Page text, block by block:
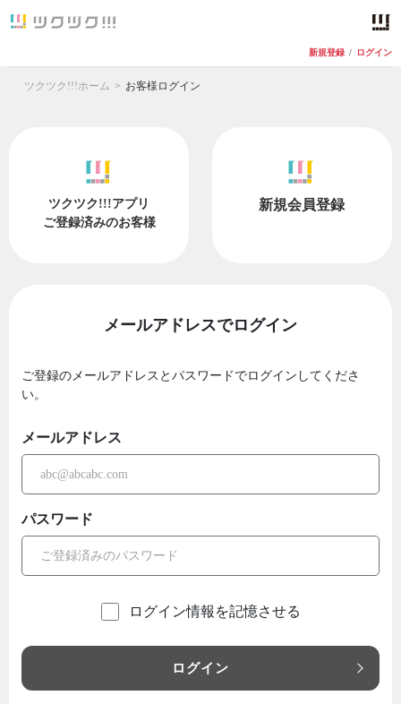
新規登録 / ログイン
ツクツク!!!ホーム お客様ログイン
ツクツク!!!アプリ
ご登録済みのお客様
新規会員登録
メールアドレスでログイン
ご登録のメールアドレスとパスワードでログインしてくださ
い。
メールアドレス
パスワード
ログイン情報を記憶させる
ログイン